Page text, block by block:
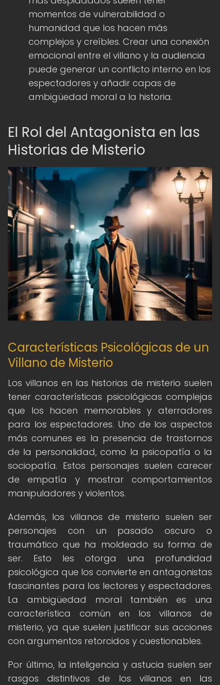
momentos de vulnerabilidad o
humanidad que los hacen más
complejos y creíbles. Crear una conexión
emocional entre el villano y la audiencia
puede generar un conflicto interno en los
espectadores y añadir capas de
ambigüedad moral a la historia.
El Rol del Antagonista en las
Historias de Misterio
Características Psicológicas de un
Villano de Misterio
Los villanos en las historias de misterio suelen
tener características psicológicas complejas
que los hacen memorables y aterradores
para los espectadores. Uno de los aspectos
más comunes es la presencia de trastornos
de la personalidad, como la psicopatía o la
sociopatía. Estos personajes suelen carecer
de empatía y mostrar comportamientos
manipuladores y violentos.
Además, los villanos de misterio suelen ser
personajes con un pasado oscuro o
traumático que ha moldeado su forma de
ser. Esto les otorga una profundidad
psicológica que los convierte en antagonistas
fascinantes para los lectores y espectadores.
La ambigüedad moral también es una
característica común en los villanos de
misterio, ya que suelen justificar sus acciones
con argumentos retorcidos y cuestionables.
Por último, la inteligencia y astucia suelen ser
rasgos distintivos de los villanos en las